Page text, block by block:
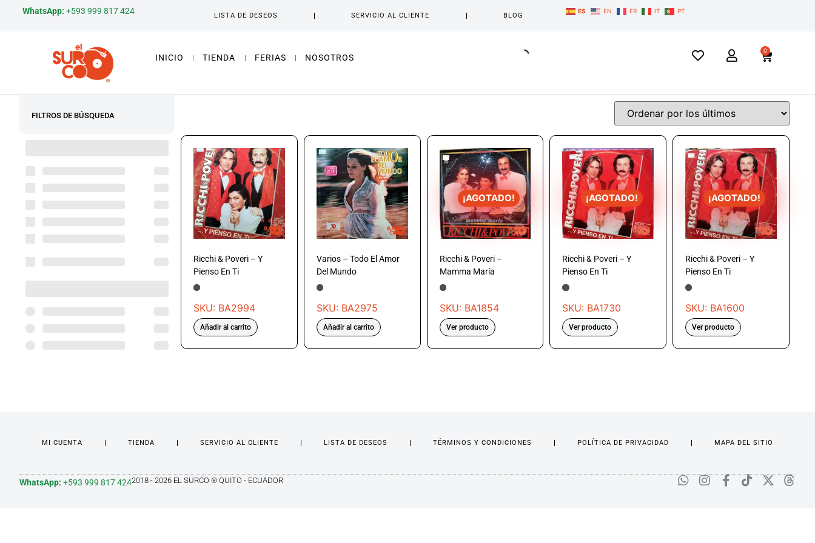
WhatsApp: +593 999 817 424 LISTA DE DESEOS SERVICIO AL CLIENTE BLOG
ES EN FR IT PT
INICIO TIENDA FERIAS NOSOTROS
0
FILTROS DE BÚSQUEDA
Ricchi & Poveri – Y
Pienso En Ti
SKU: BA2994
Añadir al carrito
Varios – Todo El Amor
Del Mundo
SKU: BA2975
Añadir al carrito
¡AGOTADO!
Ricchi & Poveri –
Mamma María
SKU: BA1854
Ver producto
¡AGOTADO!
Ricchi & Poveri – Y
Pienso En Ti
SKU: BA1730
Ver producto
¡AGOTADO!
Ricchi & Poveri – Y
Pienso En Ti
SKU: BA1600
Ver producto
MI CUENTA TIENDA SERVICIO AL CLIENTE LISTA DE DESEOS TÉRMINOS Y CONDICIONES POLÍTICA DE PRIVACIDAD MAPA DEL SITIO
WhatsApp: +593 999 817 4242018 - 2026 EL SURCO ® QUITO - ECUADOR